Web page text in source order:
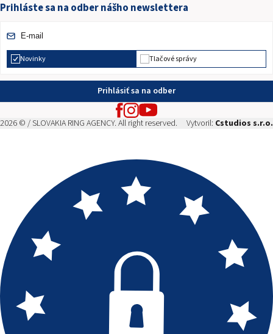
Prihláste sa na odber nášho newslettera
Novinky Tlačové správy
Prihlásiť sa na odber
2026 © / SLOVAKIA RING AGENCY. All right reserved. Vytvoril: Cstudios s.r.o.